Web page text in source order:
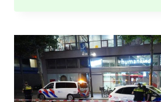
VUURWAPEN
UIT
MOORDONDERZOEK